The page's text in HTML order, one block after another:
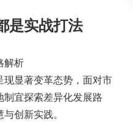
是实战打法
解析
显著变革态势，面对市
宜探索差异化发展路
创新实践。